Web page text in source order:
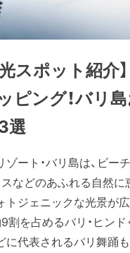
スポット紹介
ピング！バリ
選
ート・バリ島は、ビーチ
などのあふれる自然に
ジェニックな光景が広
9割を占めるバリ・ヒン
代表されるバリ舞踊も